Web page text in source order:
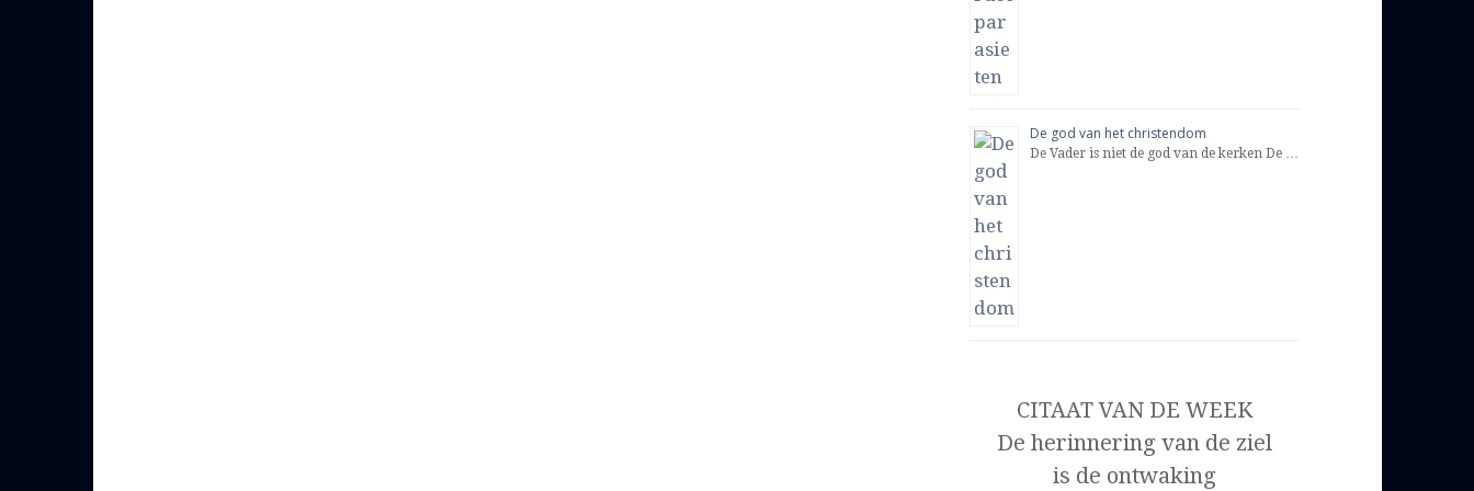
De god van het christendom
De Vader is niet de god van de kerken De …
CITAAT VAN DE WEEK
De herinnering van de ziel
is de ontwaking